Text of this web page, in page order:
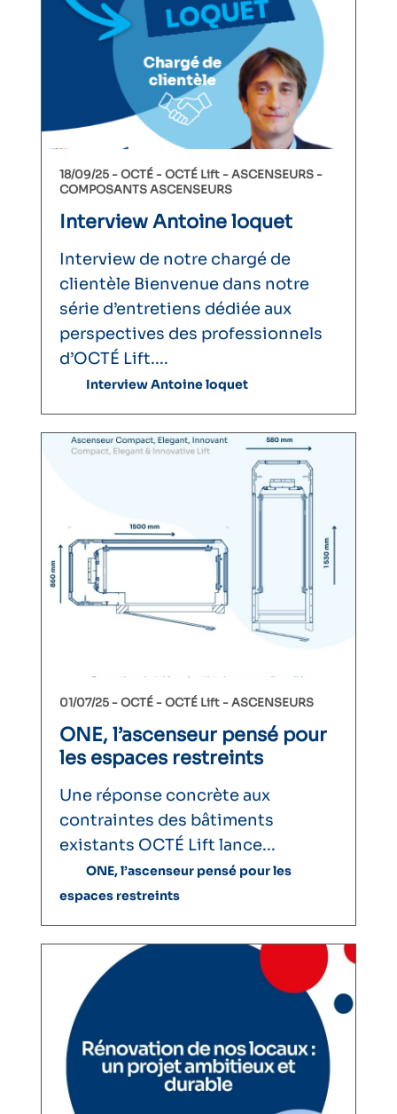
18/09/25 -OCTÉ OCTÉ Lift
ASCENSEURS
COMPOSANTS ASCENSEURS
Interview Antoine loquet
Interview de notre chargé de
clientèle Bienvenue dans notre
série d’entretiens dédiée aux
perspectives des professionnels
d’OCTÉ Lift....
Interview Antoine loquet
01/07/25 -OCTÉ OCTÉ Lift ASCENSEURS
ONE, l’ascenseur pensé pour
les espaces restreints
Une réponse concrète aux
contraintes des bâtiments
existants OCTÉ Lift lance...
ONE, l’ascenseur pensé pour les
espaces restreints